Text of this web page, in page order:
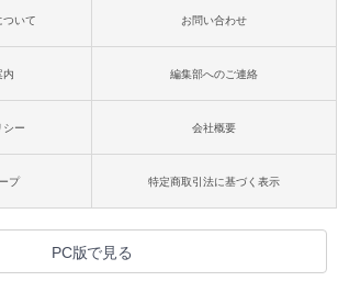
ついて お問い合わせ
内 編集部へのご連絡
シー 会社概要
プ 特定商取引法に基づく表示
PC版で見る